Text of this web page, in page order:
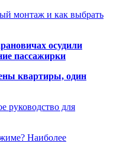
монтаж и как выбрать
осудили
пассажирки
квартиры, один
руководство для
Наиболее